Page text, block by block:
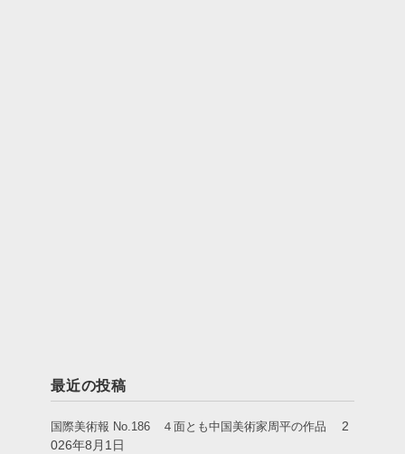
最近の投稿
国際美術報 No.186 ４面とも中国美術家周平の作品
2
026年8月1日